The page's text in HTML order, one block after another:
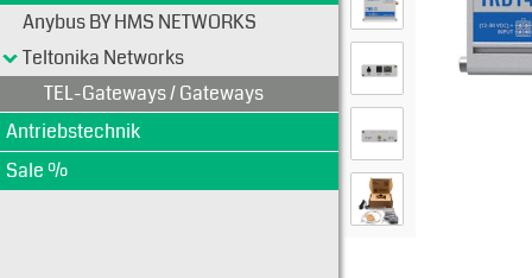
Anybus BY HMS NETWORKS
Teltonika Networks
TEL-Gateways / Gateways
Antriebstechnik
Sale %